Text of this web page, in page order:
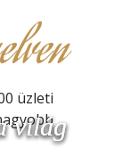
világ
világ
világ
üzleti